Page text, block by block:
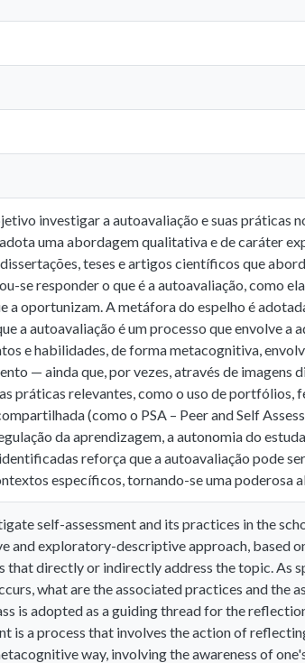
investigar a autoavaliação e suas práticas
uma abordagem qualitativa e de caráter
teses e artigos científicos que
se responder o que é a autoavaliação, como
a oportunizam. A metáfora do espelho é
a autoavaliação é um processo que envolve a
e habilidades, de forma metacognitiva,
— ainda que, por vezes, através de imagens
práticas relevantes, como o uso de portfólios,
(como o PSA – Peer and Self
da aprendizagem, a autonomia do
reforça que a autoavaliação pode
específicos, tornando-se uma poderosa
self-assessment and its practices in the
and exploratory-descriptive approach, based
that directly or indirectly address the topic. As
what are the associated practices and the
is adopted as a guiding thread for the
is a process that involves the action of
way, involving the awareness of